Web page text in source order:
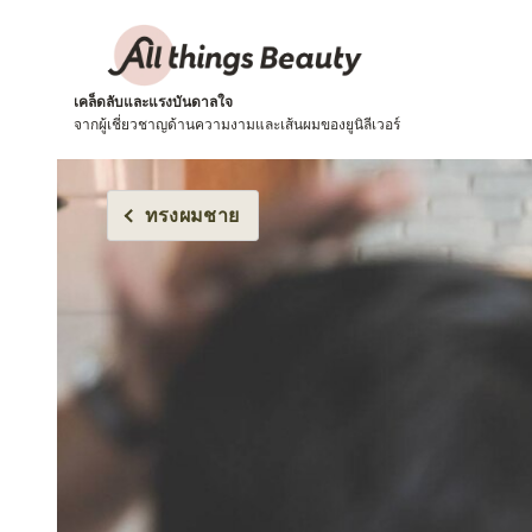
เคล็ดลับและแรงบันดาลใจ
จากผู้เชี่ยวชาญด้านความงามและเส้นผมของยูนิลีเวอร์
ทรงผมชาย